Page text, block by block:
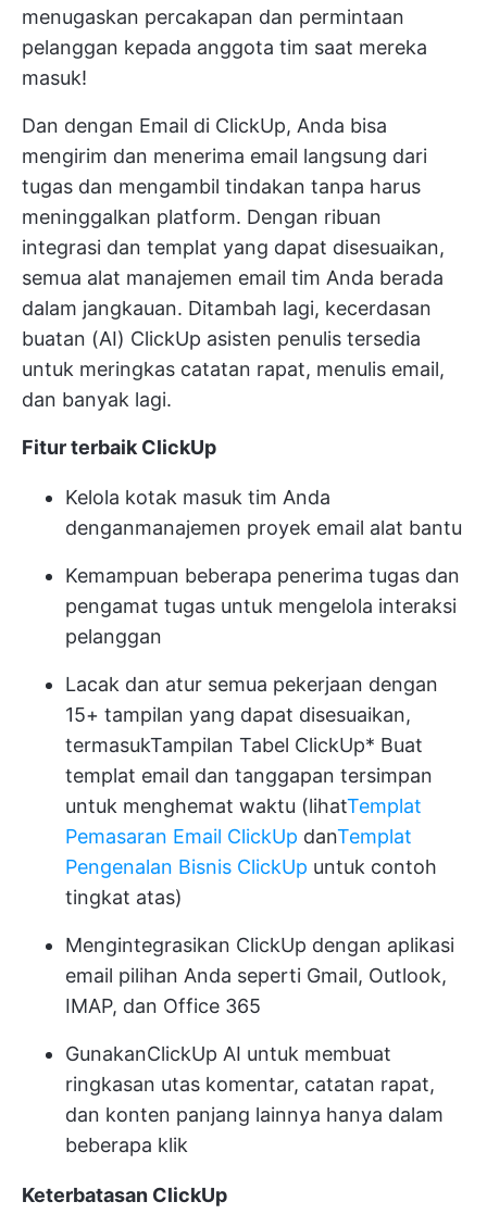
menugaskan percakapan dan permintaan
pelanggan kepada anggota tim saat mereka
masuk!
Dan dengan Email di ClickUp, Anda bisa
mengirim dan menerima email langsung dari
tugas dan mengambil tindakan tanpa harus
meninggalkan platform. Dengan ribuan
integrasi dan templat yang dapat disesuaikan,
semua alat manajemen email tim Anda berada
dalam jangkauan. Ditambah lagi, kecerdasan
buatan (AI) ClickUp asisten penulis tersedia
untuk meringkas catatan rapat, menulis email,
dan banyak lagi.
Fitur terbaik ClickUp
Kelola kotak masuk tim Anda
denganmanajemen proyek email alat bantu
Kemampuan beberapa penerima tugas dan
pengamat tugas untuk mengelola interaksi
pelanggan
Lacak dan atur semua pekerjaan dengan
15+ tampilan yang dapat disesuaikan,
termasukTampilan Tabel ClickUp* Buat
templat email dan tanggapan tersimpan
untuk menghemat waktu (lihatTemplat
Pemasaran Email ClickUp danTemplat
Pengenalan Bisnis ClickUp untuk contoh
tingkat atas)
Mengintegrasikan ClickUp dengan aplikasi
email pilihan Anda seperti Gmail, Outlook,
IMAP, dan Office 365
GunakanClickUp AI untuk membuat
ringkasan utas komentar, catatan rapat,
dan konten panjang lainnya hanya dalam
beberapa klik
Keterbatasan ClickUp